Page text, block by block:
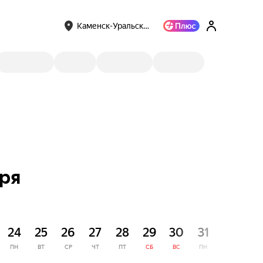
Каменск-Уральск…
24
ПН
25
ВТ
26
СР
27
ЧТ
28
ПТ
29
СБ
30
ВС
31
ПН